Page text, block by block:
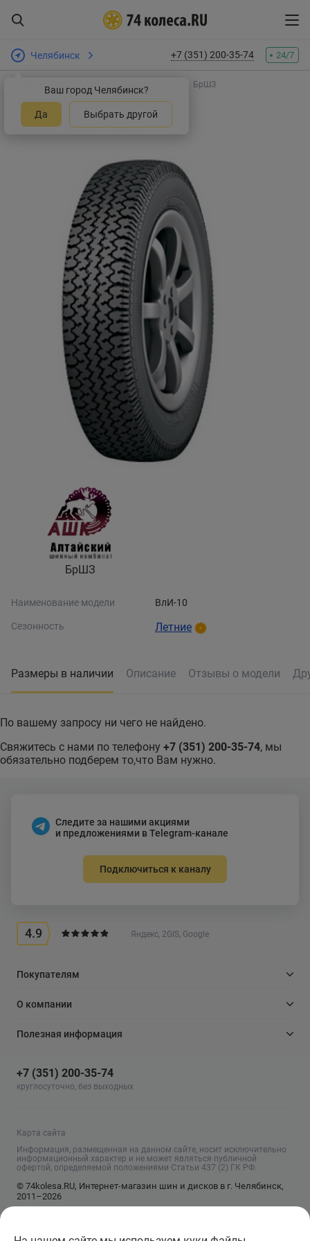
Челябинск
Ваш город Челябинск?
Да Выбрать другой
+7 (351) 200-35-74 24/7
Интернет-магазин шин и дисков БрШЗ
Шины БрШЗ ВлИ-10
Оставить отзыв
БрШЗ
Наименование модели ВлИ-10
Сезонность Летние
Размеры в наличии Описание Отзывы о модели
По вашему запросу ни чего не найдено.
Свяжитесь с нами по телефону +7 (351) 200-35-74, мы
обязательно подберем то,что Вам нужно.
Следите за нашими акциями
и предложениями в Telegram-канале
Подключиться к каналу
4.9 Яндекс, 2GIS, Google
Покупателям
О компании
Полезная информация
+7 (351) 200-35-74
круглосуточно, без выходных
Карта сайта
Информация, размещенная на данном сайте, носит исключительно
информационный характер и не может являться публичной
офертой, определяемой положениями Статьи 437 (2) ГК РФ.
© 74kolesa.RU, Интернет-магазин шин и дисков в г. Челябинск,
2011–2026